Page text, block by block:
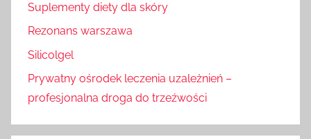
Suplementy diety dla skóry
Rezonans warszawa
Silicolgel
Prywatny ośrodek leczenia uzależnień –
profesjonalna droga do trzeźwości